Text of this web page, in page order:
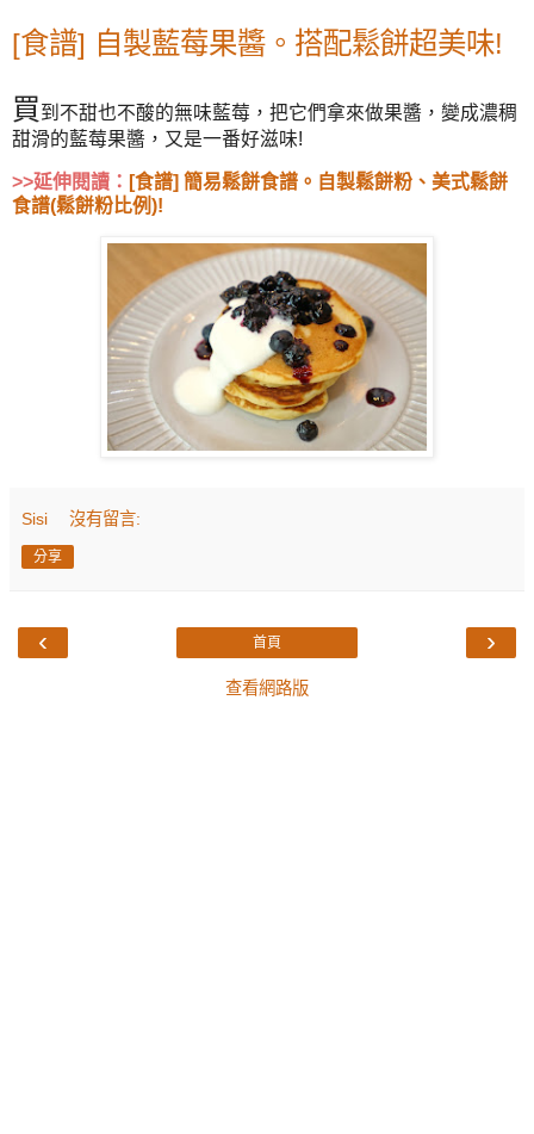
[食譜] 自製藍莓果醬。搭配鬆餅超美味!
買到不甜也不酸的無味藍莓，把它們拿來做果醬，變成濃稠
甜滑的藍莓果醬，又是一番好滋味!
>>延伸閱讀： [食譜] 簡易鬆餅食譜。自製鬆餅粉、美式鬆餅
食譜(鬆餅粉比例)!
Sisi 沒有留言:
分享
‹ ›
首頁
查看網路版